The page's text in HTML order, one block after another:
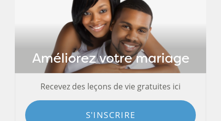
Améliorez votre mariage
Recevez des leçons de vie gratuites ici
S'INSCRIRE